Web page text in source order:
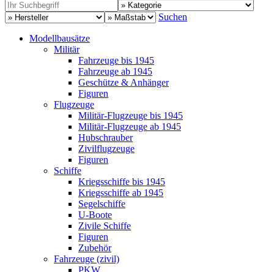
Suchen
Modellbausätze
Militär
Fahrzeuge bis 1945
Fahrzeuge ab 1945
Geschütze & Anhänger
Figuren
Flugzeuge
Militär-Flugzeuge bis 1945
Militär-Flugzeuge ab 1945
Hubschrauber
Zivilflugzeuge
Figuren
Schiffe
Kriegsschiffe bis 1945
Kriegsschiffe ab 1945
Segelschiffe
U-Boote
Zivile Schiffe
Figuren
Zubehör
Fahrzeuge (zivil)
PKW